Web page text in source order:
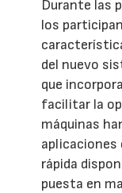
Durante las
los
del nuevo
que
facilitar la
máquinas
aplicaciones
rápida
puesta en